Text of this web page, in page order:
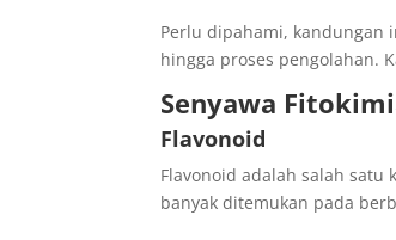
Perlu dipahami, kandungan
hingga proses pengolahan.
Senyawa
Flavonoid
Flavonoid adalah salah satu
banyak ditemukan pada